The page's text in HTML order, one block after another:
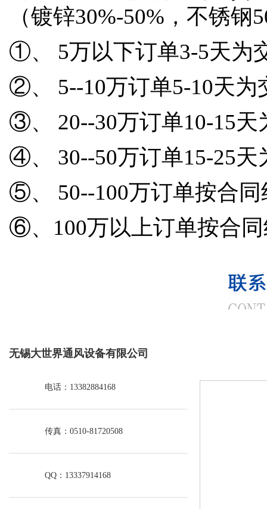
（镀锌30%-50%，不锈
①、 5万以下订单3-5天为
②、 5--10万订单5-10天为
③、 20--30万订单10-15
④、 30--50万订单15-25
⑤、 50--100万订单按合
⑥、100万以上订单按合
无锡大世界通风设备有限公司
电话：13382884168
传真：0510-81720508
QQ：13337914168